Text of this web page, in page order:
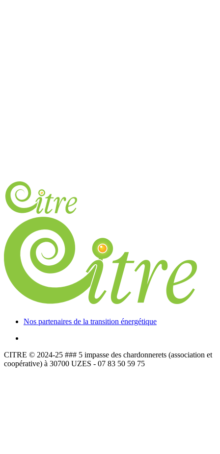
Nos partenaires de la transition énergétique
CITRE © 2024-25 ### 5 impasse des chardonnerets (association et
coopérative) à 30700 UZES - 07 83 50 59 75